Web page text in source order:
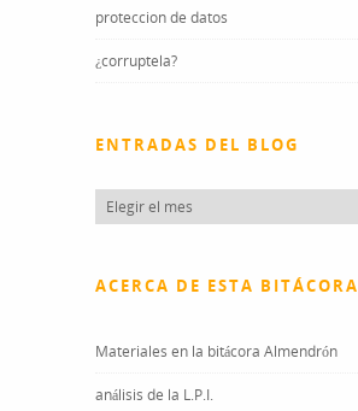
proteccion de datos
¿corruptela?
ENTRADAS DEL BLOG
Entradas
del
ACERCA DE ESTA BITÁCORA
Materiales en la bitácora Almendrón
análisis de la L.P.I.